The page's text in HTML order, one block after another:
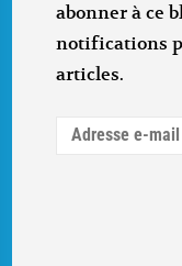
abonner à ce
notifications
articles.
Adresse